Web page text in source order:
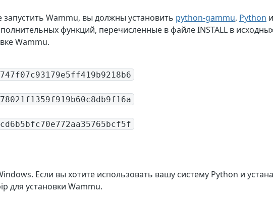
Wammu, вы должны установить python-gammu, Python и
функций, перечисленные в файле INSTALL в исходных
Wammu.
Если вы хотите использовать вашу систему Python и
для установки Wammu.